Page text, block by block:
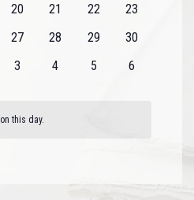
0
20
0
21
0
22
0
23
0
27
0
28
0
29
0
30
0
3
0
4
0
5
0
6
this day.